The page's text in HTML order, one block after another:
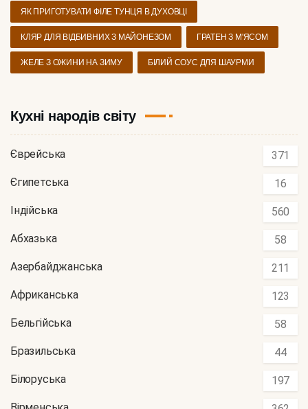
ЯК ПРИГОТУВАТИ ФІЛЕ ТУНЦЯ В ДУХОВЦІ
КЛЯР ДЛЯ ВІДБИВНИХ З МАЙОНЕЗОМ ГРАТЕН З М'ЯСОМ
ЖЕЛЕ З ОЖИНИ НА ЗИМУ БІЛИЙ СОУС ДЛЯ ШАУРМИ
Кухні народів світу
Єврейська 371
Єгипетська 16
Індійська 560
Абхазька 58
Азербайджанська 211
Африканська 123
Бельгійська 58
Бразильська 44
Білоруська 197